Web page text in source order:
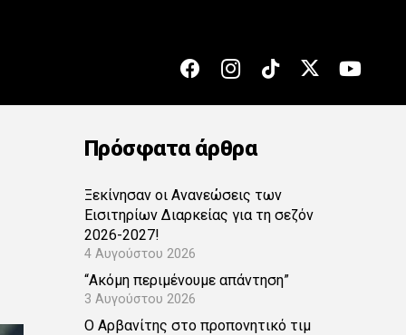
Πρόσφατα άρθρα
Ξεκίνησαν οι Ανανεώσεις των
Εισιτηρίων Διαρκείας για τη σεζόν
2026-2027!
4 Αυγούστου 2026
“Ακόμη περιμένουμε απάντηση”
3 Αυγούστου 2026
Ο Αρβανίτης στο προπονητικό τιμ